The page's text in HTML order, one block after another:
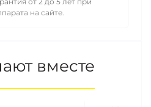
на сайте.
вместе